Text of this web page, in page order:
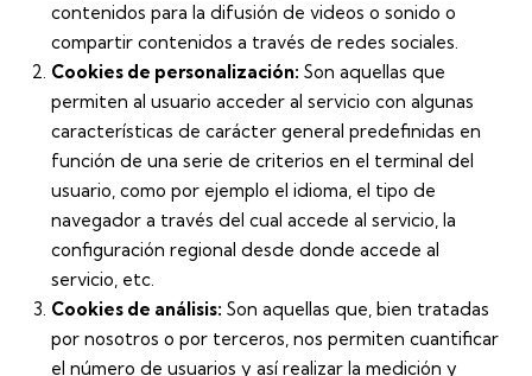
contenidos para la difusión de videos o sonido o
compartir contenidos a través de redes sociales.
Cookies de personalización: Son aquellas que
permiten al usuario acceder al servicio con algunas
características de carácter general predefinidas en
función de una serie de criterios en el terminal del
usuario, como por ejemplo el idioma, el tipo de
navegador a través del cual accede al servicio, la
configuración regional desde donde accede al
servicio, etc.
Cookies de análisis: Son aquellas que, bien tratadas
por nosotros o por terceros, nos permiten cuantificar
el número de usuarios y así realizar la medición y